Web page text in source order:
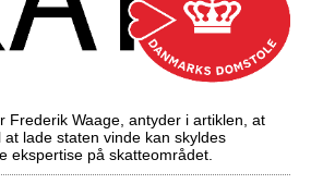
Frederik Waage, antyder i artiklen, at
lade staten vinde kan skyldes
ekspertise på skatteområdet.